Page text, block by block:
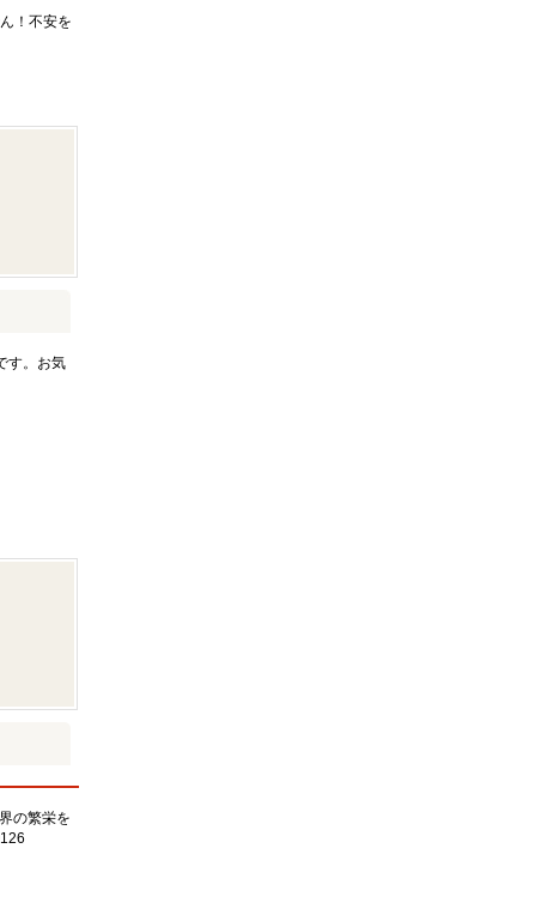
！不安を
す。お気
の繁栄を